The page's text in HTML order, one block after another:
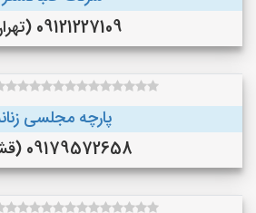
09121227109 (تهران)
پارچه مجلسی
09179572658 (قشم )